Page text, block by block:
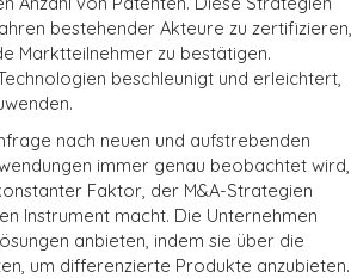
bestehender Akteure zu zertifizieren,
Marktteilnehmer zu bestätigen.
beschleunigt und erleichtert,
nach neuen und aufstrebenden
immer genau beobachtet wird,
Faktor, der M&A-Strategien
Instrument macht. Die Unternehmen
anbieten, indem sie über die
um differenzierte Produkte anzubieten.